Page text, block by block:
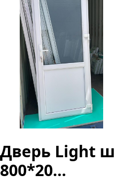
Дверь Light
800*20...